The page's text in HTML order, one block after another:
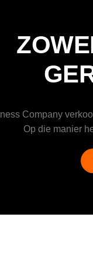
Company
Op die manier